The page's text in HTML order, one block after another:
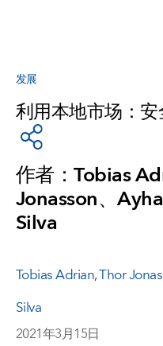
发展
利用本地市场：
作者：Tobias
Jonasson、
Silva
Tobias Adrian,Thor
Silva
2021年3月15日